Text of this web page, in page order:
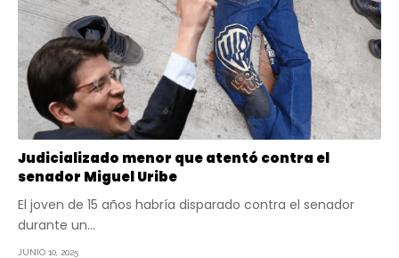
Judicializado menor que atentó contra el
senador Miguel Uribe
El joven de 15 años habría disparado contra el senador
durante un…
JUNIO 10, 2025